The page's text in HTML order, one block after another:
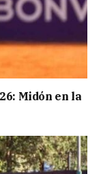
Midón en la